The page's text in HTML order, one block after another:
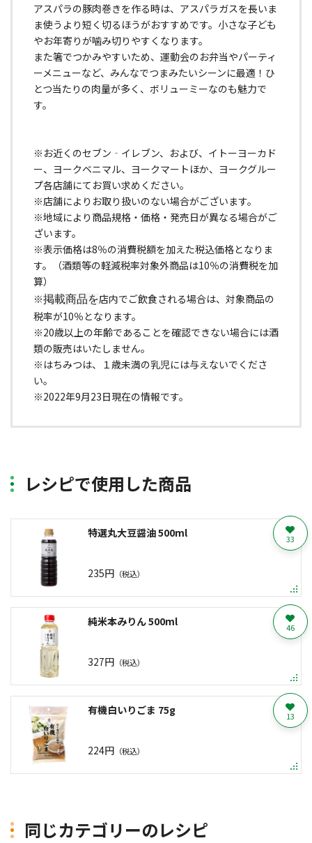
アスパラの豚肉巻きを作る時は、アスパラガスを長いま
ま使うより短く切るほうがおすすめです。小さな子ども
やお年寄りが噛み切りやすくなります。
また箸でつかみやすいため、運動会のお弁当やパーティ
ーメニューなど、みんなでつまみたいシーンに最適！ひ
とつ当たりの肉量が多く、ボリューミーなのも魅力で
す。
※お近くのセブン‐イレブン、および、イトーヨーカド
ー、ヨークベニマル、ヨークマートほか、ヨークグルー
プ各店舗にてお買い求めください。
※店舗によりお取り扱いのない場合がございます。
※地域により商品規格・価格・発売日が異なる場合がご
ざいます。
※表示価格は8％の消費税額を加えた税込価格となりま
す。（酒類等の軽減税率対象外商品は10％の消費税を加
算）
※掲載商品を店内でご飲食される場合は、対象商品の
税率が10％となります。
※20歳以上の年齢であることを確認できない場合には酒
類の販売はいたしません。
※はちみつは、１歳未満の乳児には与えないでくださ
い。
※2022年9月23日現在の情報です。
レシピで使用した商品
特選丸大豆醤油 500ml
235円 （税込）
33
純米本みりん 500ml
327円 （税込）
46
有機白いりごま 75g
224円 （税込）
13
同じカテゴリーのレシピ